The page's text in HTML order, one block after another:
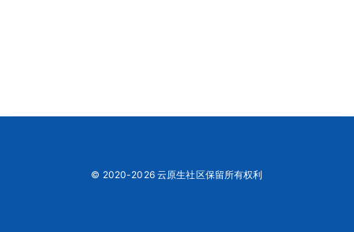
© 2020-2026 云原生社区保留所有权利